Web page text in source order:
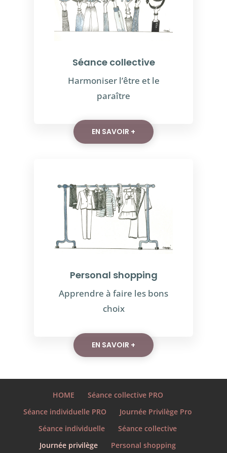
Séance collective
Harmoniser l’être et le
paraître
EN SAVOIR +
Personal shopping
Apprendre à faire les bons
choix
EN SAVOIR +
HOME
Séance collective PRO
Séance individuelle PRO
Journée Privilège Pro
Séance individuelle
Séance collective
Journée privilège
Personal shopping